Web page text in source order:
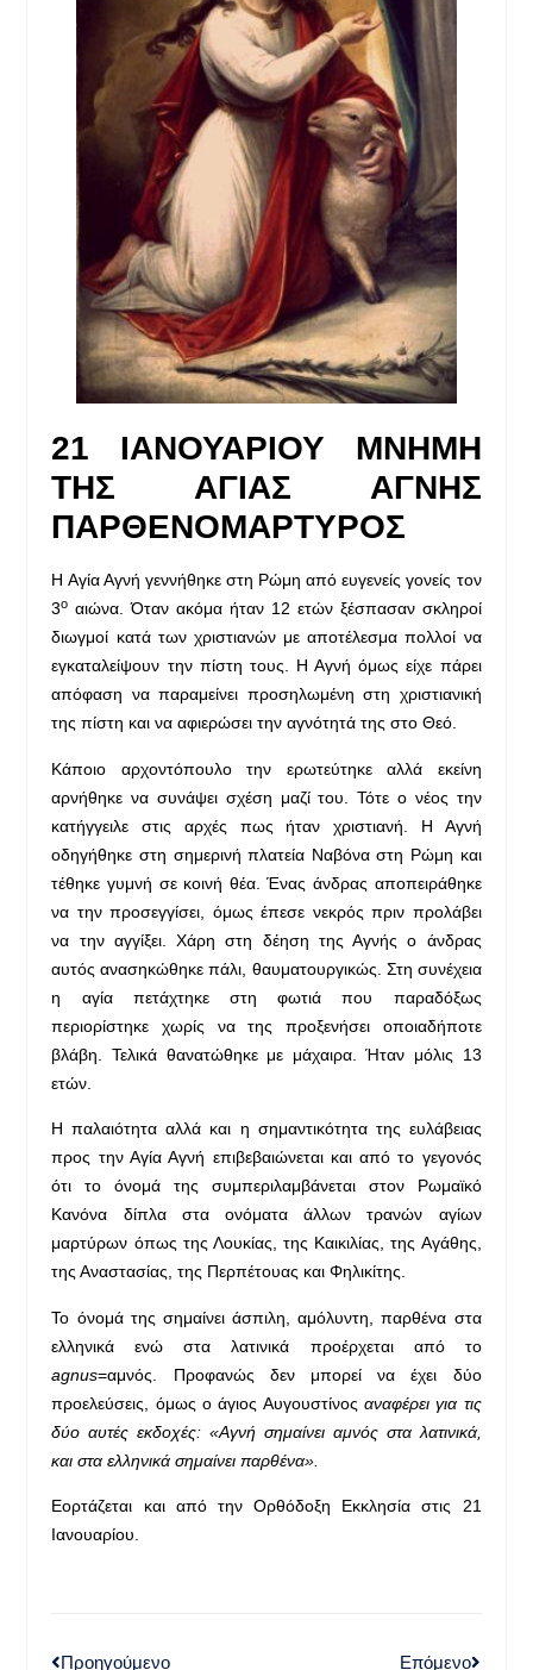
21 ΙΑΝΟΥΑΡΙΟΥ ΜΝΗΜΗ
ΤΗΣ ΑΓΙΑΣ ΑΓΝΗΣ
ΠΑΡΘΕΝΟΜΑΡΤΥΡΟΣ
Η Αγία Αγνή γεννήθηκε στη Ρώμη από ευγενείς γονείς τον
3ο αιώνα. Όταν ακόμα ήταν 12 ετών ξέσπασαν σκληροί
διωγμοί κατά των χριστιανών με αποτέλεσμα πολλοί να
εγκαταλείψουν την πίστη τους. Η Αγνή όμως είχε πάρει
απόφαση να παραμείνει προσηλωμένη στη χριστιανική
της πίστη και να αφιερώσει την αγνότητά της στο Θεό.
Κάποιο αρχοντόπουλο την ερωτεύτηκε αλλά εκείνη
αρνήθηκε να συνάψει σχέση μαζί του. Τότε ο νέος την
κατήγγειλε στις αρχές πως ήταν χριστιανή. Η Αγνή
οδηγήθηκε στη σημερινή πλατεία Ναβόνα στη Ρώμη και
τέθηκε γυμνή σε κοινή θέα. Ένας άνδρας αποπειράθηκε
να την προσεγγίσει, όμως έπεσε νεκρός πριν προλάβει
να την αγγίξει. Χάρη στη δέηση της Αγνής ο άνδρας
αυτός ανασηκώθηκε πάλι, θαυματουργικώς. Στη συνέχεια
η αγία πετάχτηκε στη φωτιά που παραδόξως
περιορίστηκε χωρίς να της προξενήσει οποιαδήποτε
βλάβη. Τελικά θανατώθηκε με μάχαιρα. Ήταν μόλις 13
ετών.
Η παλαιότητα αλλά και η σημαντικότητα της ευλάβειας
προς την Αγία Αγνή επιβεβαιώνεται και από το γεγονός
ότι το όνομά της συμπεριλαμβάνεται στον Ρωμαϊκό
Κανόνα δίπλα στα ονόματα άλλων τρανών αγίων
μαρτύρων όπως της Λουκίας, της Καικιλίας, της Αγάθης,
της Αναστασίας, της Περπέτουας και Φηλικίτης.
Το όνομά της σημαίνει άσπιλη, αμόλυντη, παρθένα στα
ελληνικά ενώ στα λατινικά προέρχεται από το
agnus=αμνός. Προφανώς δεν μπορεί να έχει δύο
προελεύσεις, όμως ο άγιος Αυγουστίνος αναφέρει για τις
δύο αυτές εκδοχές: «Αγνή σημαίνει αμνός στα λατινικά,
και στα ελληνικά σημαίνει παρθένα».
Εορτάζεται και από την Ορθόδοξη Εκκλησία στις 21
Ιανουαρίου.
Προηγούμενο Επόμενο